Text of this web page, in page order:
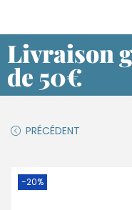
Livraison
de 50€
PRÉCÉDENT
-20%